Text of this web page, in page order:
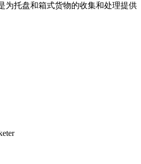
为托盘和箱式货物的收集和处理提供